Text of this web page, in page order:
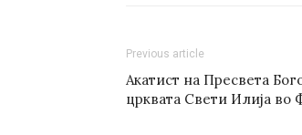
Previous article
Акатист на Пресвета
црквата Свети Илија во